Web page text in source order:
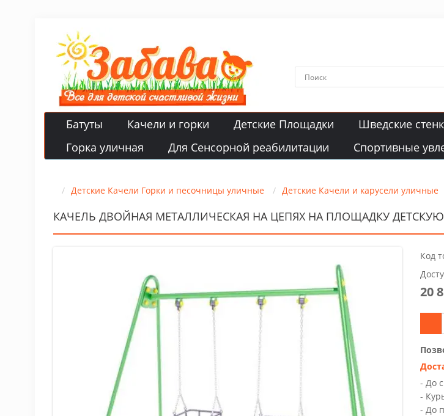
Батуты Качели и горки Детские Площадки Шведские
Горка уличная
Для Сенсорной реабилитации Спортивные
Детские Качели Горки и песочницы уличные Детские Качели и карусели уличные
КАЧЕЛЬ ДВОЙНАЯ МЕТАЛЛИЧЕСКАЯ НА ЦЕПЯХ НА ПЛОЩАДКУ
Код
20
- До
-
- До